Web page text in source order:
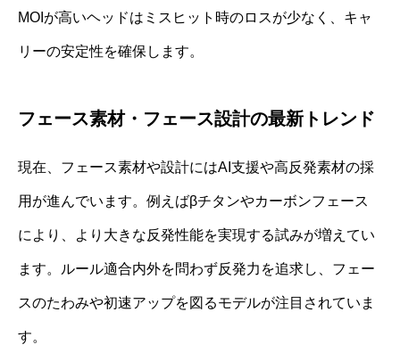
MOIが高いヘッドはミスヒット時のロスが少なく、キャ
リーの安定性を確保します。
フェース素材・フェース設計の最新トレンド
現在、フェース素材や設計にはAI支援や高反発素材の採
用が進んでいます。例えばβチタンやカーボンフェース
により、より大きな反発性能を実現する試みが増えてい
ます。ルール適合内外を問わず反発力を追求し、フェー
スのたわみや初速アップを図るモデルが注目されていま
す。